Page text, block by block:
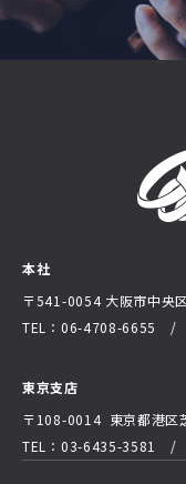
本社
〒541-0054 大阪市中央
TEL：06-4708-6655 /
東京支店
〒108-0014 東京都港区
TEL：03-6435-3581 /